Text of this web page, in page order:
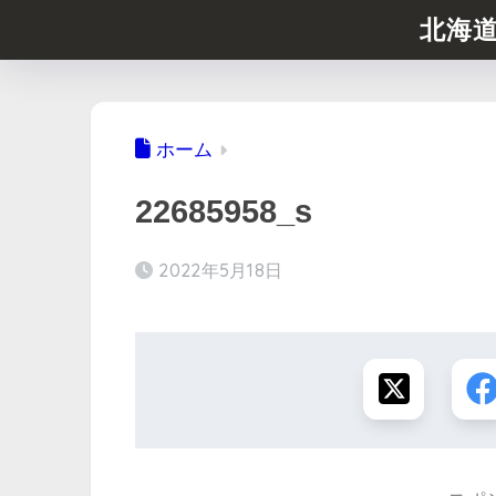
北海
ホーム
22685958_s
2022年5月18日